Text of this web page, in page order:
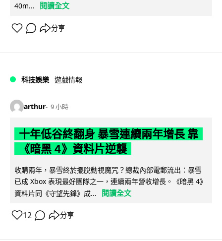
40m...
閱讀全文
分享
科技娛樂 遊戲情報
arthur 9 小時
十年低谷終翻身 暴雪連續兩年增長 靠
《暗黑 4》資料片逆襲
收購兩年，暴雪終於擺脫動視魔咒？總裁內部電郵流出：暴雪
已成 Xbox 表現最好團隊之一，連續兩年營收增長。《暗黑 4》
資料片同《守望先鋒》成...
閱讀全文
12 分享